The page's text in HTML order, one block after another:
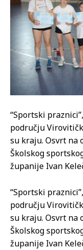
“Sportski
području
su kraju. Osvrt na
Školskog
županije Ivan
“Sportski
području
su kraju. Osvrt na
Školskog
županije Ivan